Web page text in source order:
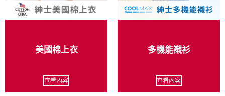
美國棉上衣
查看內容
多機能襯衫
查看內容